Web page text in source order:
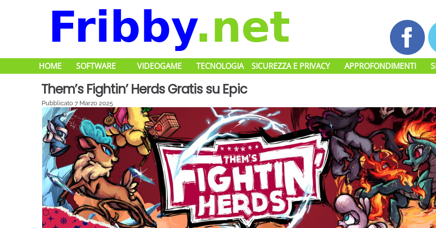
HOME SOFTWARE VIDEOGAME TECNOLOGIA SICUREZZA E PRIVACY APPROFONDIMENTI
Them’s Fightin’ Herds Gratis su Epic
Pubblicato 7 Marzo 2025